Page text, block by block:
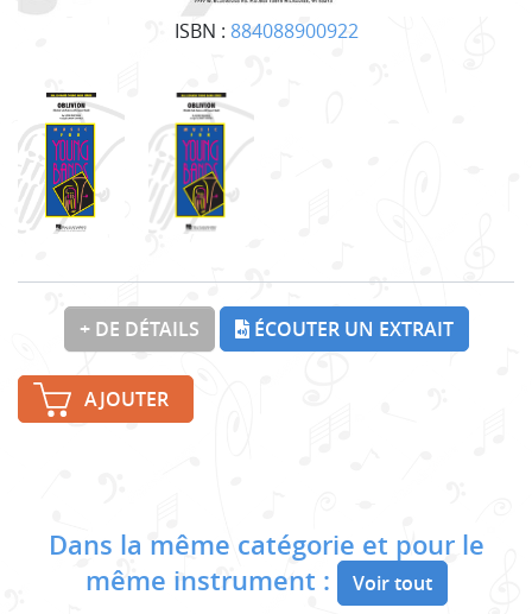
ISBN : 884088900922
+ DE DÉTAILS ÉCOUTER UN EXTRAIT
AJOUTER
Dans la même catégorie et pour le
même instrument :
Voir tout